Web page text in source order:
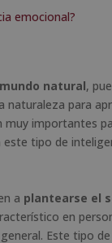
emocional?
natural,
para
muy importantes
tipo de
a plantearse el
en
Este tipo